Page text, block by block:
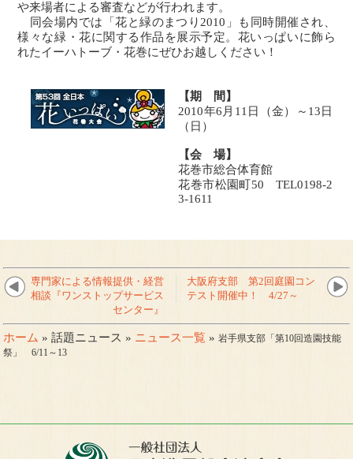
や来場者による審査などが行われます。
同会場内では「花と緑のまつり2010」も同時開催され、
様々な緑・花に関する作品を展示予定。花いっぱいに飾ら
れたイーハトーブ・花巻にぜひお越しください！
【期 間】
2010年6月11日（金）～13日
（日）
【会 場】
花巻市総合体育館
花巻市松園町50 TEL0198-2
3-1611
専門家による情報提供・経営
相談『ワンストップサービス
センター』
大阪府支部 第2回庭園コン
テスト開催中！ 4/27～
ホーム » 話題ニュース » ニュース一覧 »岩手県支部「第10回造園技能
祭」 6/11～13